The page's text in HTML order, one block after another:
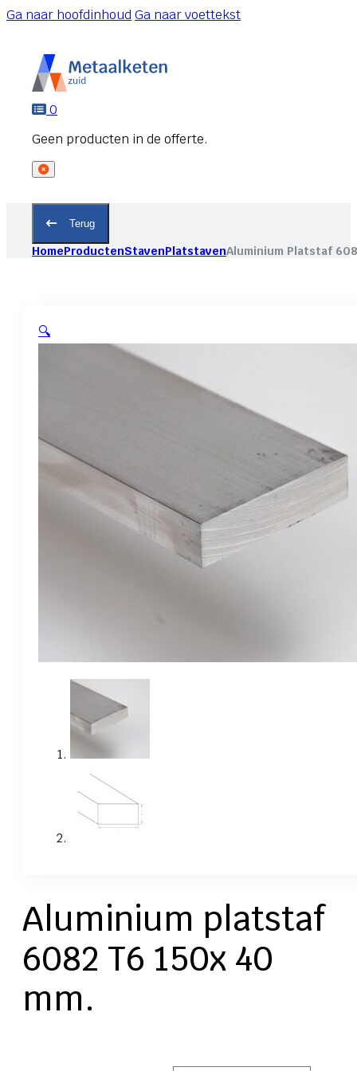
Ga naar hoofdinhoudGa naar voettekst
0
Terug
HomeProductenStavenPlatstavenAluminium Platstaf
🔍
Aluminium platstaf
6082 T6 150x 40
mm.